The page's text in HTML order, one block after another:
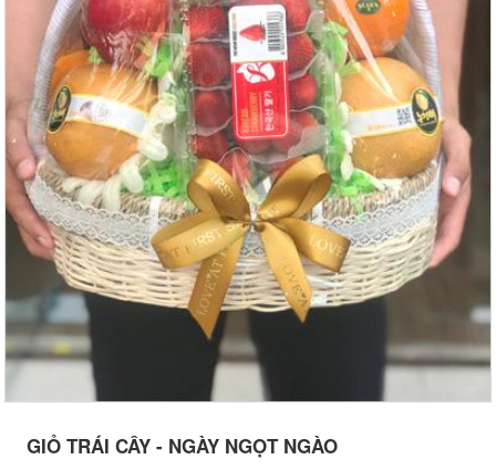
GIỎ TRÁI CÂY - NGÀY NGỌT NGÀO